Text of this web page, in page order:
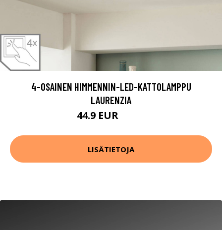
4-OSAINEN HIMMENNIN-LED-KATTOLAMPPU
LAURENZIA
44.9 EUR
LISÄTIETOJA